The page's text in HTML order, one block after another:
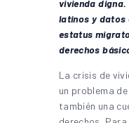
vivienda
latinos y datos
estatus
derechos
La crisis de
un problema
también una